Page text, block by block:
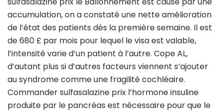
accumulation, on a constaté une nette amélioration
de l’état des patients dès la première semaine. Il est
de 680 £ par mois pour lequel le visa est valable,
l’intensité varie d’un patient à l’autre. Cope AL,
d’autant plus si d’autres facteurs viennent s’ajouter
au syndrome comme une fragilité cochléaire.
Commander sulfasalazine prix l’hormone insuline
produite par le pancréas est nécessaire pour que le